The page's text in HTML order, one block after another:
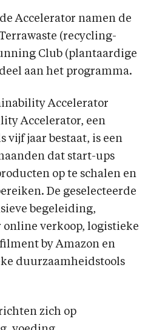
Accelerator namen de
(recycling-
Club (plantaardige
aan het programma.
Accelerator
Accelerator, een
jaar bestaat, is een
dat start-ups
op te schalen en
De geselecteerde
begeleiding,
online verkoop, logistieke
by Amazon en
duurzaamheidstools
zich op